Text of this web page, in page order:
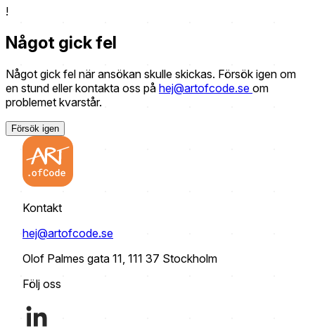
!
Något gick fel
Något gick fel när ansökan skulle skickas. Försök igen om
en stund eller kontakta oss på hej@artofcode.se om
problemet kvarstår.
Försök igen
Kontakt
hej@artofcode.se
Olof Palmes gata 11, 111 37 Stockholm
Följ oss